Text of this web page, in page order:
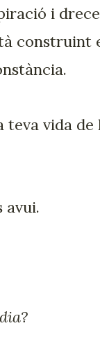
i
construint
teva vida de
avui.